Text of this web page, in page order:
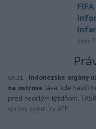
dnes
09:21 - Indonézske orgány
na ostrove Jáva, kde hasiči
pred necelým týždňom.
správy agentúry AFP.